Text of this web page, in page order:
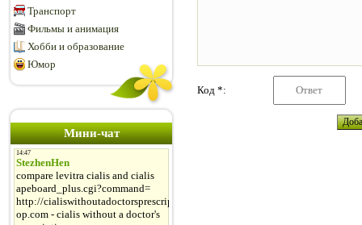
Транспорт
Фильмы и анимация
Хобби и образование
Юмор
Мини-чат
Код *: